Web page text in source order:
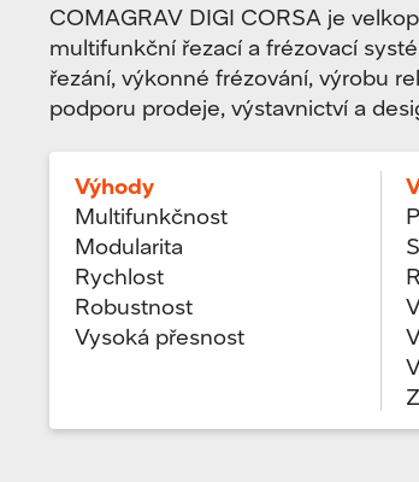
COMAGRAV DIGI CORSA je
multifunkční řezací a frézovací
řezání, výkonné frézování, výrobu
podporu prodeje, výstavnictví a
Výhody
Multifunkčnost
Modularita
Rychlost
Robustnost
Vysoká přesnost